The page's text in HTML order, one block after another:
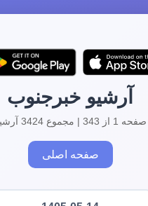
آرشیو خبرجنوب
صفحه 1 از 343 | مجموع 3424 آرشیو
صفحه اصلی